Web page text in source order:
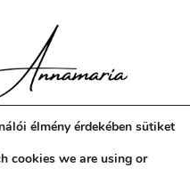
élmény érdekében sütiket
cookies we are using or